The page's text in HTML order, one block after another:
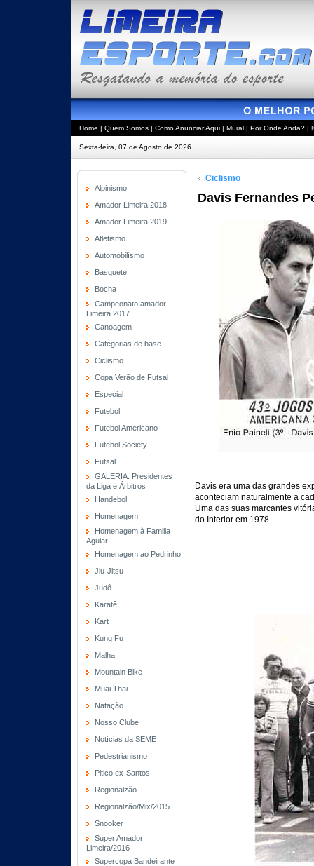
Home | Quem Somos | Como Anunciar Aqui | Mural | Por Onde Anda? |
Sexta-feira, 07 de Agosto de 2026
Alpinismo
Amador Limeira 2018
Amador Limeira 2019
Atletismo
Automobilísmo
Basquete
Bocha
Campeonato amador
Limeira 2017
Canoagem
Categorias de base
Ciclismo
Copa Verão de Futsal
Especial
Futebol
Futebol Americano
Futebol Society
Futsal
GALERIA: Presidentes
da Liga e Árbitros
Handebol
Homenagem
Homenagem à Familia
Aguiar
Homenagem ao Pedrinho
Jiu-Jitsu
Judô
Karatê
Kart
Kung Fu
Malha
Mountain Bike
Muai Thai
Natação
Nosso Clube
Notícias da SEME
Pedestrianismo
Pitico ex-Santos
Regionalzão
Regionalzão/Mix/2015
Snooker
Super Amador
Limeira/2016
Supercopa Bandeirante
Ciclismo
Davis Fernandes
Davis era uma das grandes
aconteciam naturalmente a
Uma das suas marcantes
do Interior em 1978.